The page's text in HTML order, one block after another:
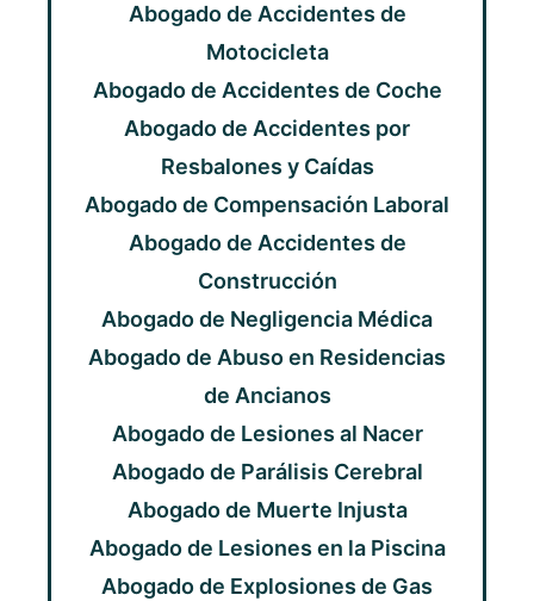
Abogado de Accidentes de
Motocicleta
Abogado de Accidentes de Coche
Abogado de Accidentes por
Resbalones y Caídas
Abogado de Compensación Laboral
Abogado de Accidentes de
Construcción
Abogado de Negligencia Médica
Abogado de Abuso en Residencias
de Ancianos
Abogado de Lesiones al Nacer
Abogado de Parálisis Cerebral
Abogado de Muerte Injusta
Abogado de Lesiones en la Piscina
Abogado de Explosiones de Gas